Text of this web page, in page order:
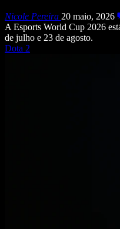
Nicole Pereira 20 maio, 2026
A Esports World Cup 2026
de julho e 23 de agosto.
Dota 2